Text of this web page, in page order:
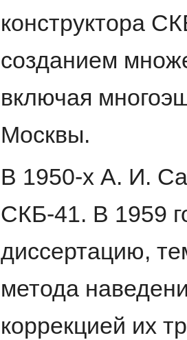
конструктора
созданием
включая
Москвы.
В 1950-х А. И.
СКБ-41. В 1959
диссертацию,
метода
коррекцией их